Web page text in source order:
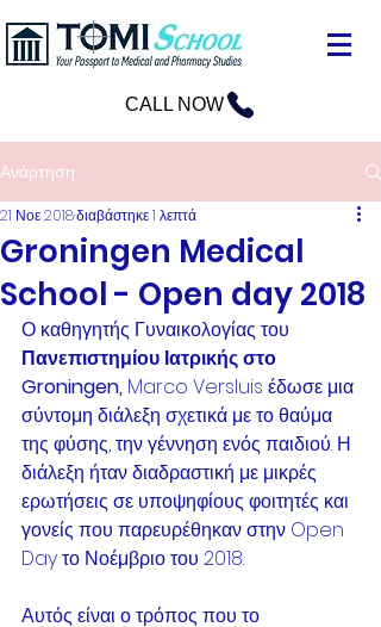
CALL NOW
Ανάρτηση
Groningen Medical
School - Open day 2018
21 Νοε 2018διαβάστηκε 1 λεπτά
Ο καθηγητής Γυναικολογίας του
Πανεπιστημίου Ιατρικής στο
Groningen, Marco Versluis έδωσε μια
σύντομη διάλεξη σχετικά με το θαύμα
της φύσης, την γέννηση ενός παιδιού. Η
διάλεξη ήταν διαδραστική με μικρές
ερωτήσεις σε υποψηφίους φοιτητές και
γονείς που παρευρέθηκαν στην Open
Day το Νοέμβριο του 2018.
Αυτός είναι ο τρόπος που το